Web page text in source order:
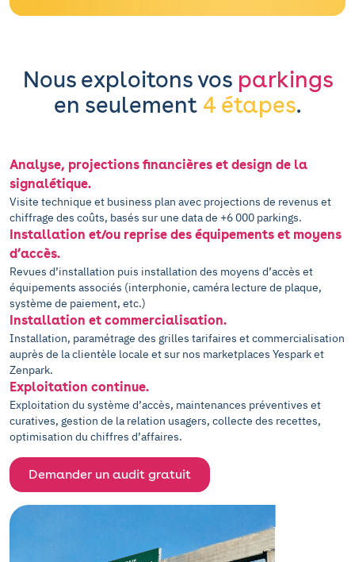
Nous exploitons vos parkings
en seulement 4 étapes.
Analyse, projections financières et design de la
signalétique.
Visite technique et business plan avec projections de revenus et
chiffrage des coûts, basés sur une data de +6 000 parkings.
Installation et/ou reprise des équipements et moyens
d’accès.
Revues d’installation puis installation des moyens d’accès et
équipements associés (interphonie, caméra lecture de plaque,
système de paiement, etc.)
Installation et commercialisation.
Installation, paramétrage des grilles tarifaires et commercialisation
auprès de la clientèle locale et sur nos marketplaces Yespark et
Zenpark.
Exploitation continue.
Exploitation du système d’accès, maintenances préventives et
curatives, gestion de la relation usagers, collecte des recettes,
optimisation du chiffres d’affaires.
Demander un audit gratuit